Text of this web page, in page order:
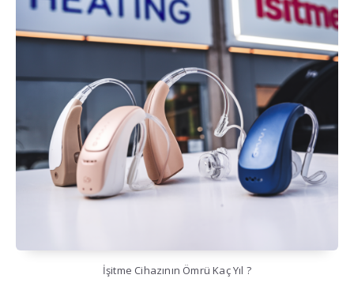
İşitme Cihazının Ömrü Kaç Yıl ?